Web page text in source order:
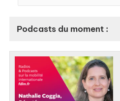
Podcasts du moment :